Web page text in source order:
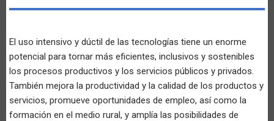
El uso intensivo y dúctil de las tecnologías tiene un enorme
potencial para tornar más eficientes, inclusivos y sostenibles
los procesos productivos y los servicios públicos y privados.
También mejora la productividad y la calidad de los productos y
servicios, promueve oportunidades de empleo, así como la
formación en el medio rural, y amplía las posibilidades de